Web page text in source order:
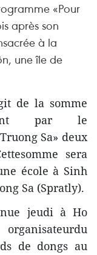
«Pour
après son
à la
une île de
de la somme
par le
Sa» deux
sera
école à Sinh
Sa (Spratly).
jeudi à Ho
de dongs au